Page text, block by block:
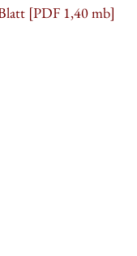
[PDF1,40 mb]